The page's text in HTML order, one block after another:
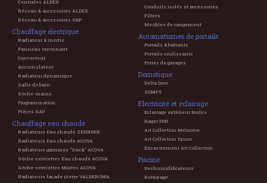
Centrales ALDES
Réseau & accessoires ALDES
Réseau & accessoires S&P
Chauffage électrique
Radiateur à inertie
Panneau rayonnant
Convecteur
Accumulateur
Radiateur dynamique
Salle de bain
Sèche-mains
Programmation
Pièces SAV
Chauffage eau chaude
Radiateurs Eau chaude ZEHNDER
Radiateurs Eau chaude ACOVA
Radiateurs gammes "Stock" ACOVA
Sèche-serviettes Eau chaude ACOVA
Sèche-serviettes Mixtes ACOVA
Radiateurs façade pierre VALDEROMA
Conduits isolés et accessoires
Filtres
Meubles de rangement
Automatismes de portails
Portails à battants
Portails coulissants
Portes de garages
Domotique
Delta Dore
SOMFY
Electricité et éclairage
Eclairage extérieur Norlys
Hager 1930
Art Collection Mémoire
Art Collection Epure
Encastrement Art Collection
Piscine
Deshumidificateurs
Nettoyage